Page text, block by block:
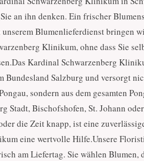
an ihn denken. Ein frischer
Blumenlieferdienst bringen
Klinikum, ohne dass Sie
Kardinal Schwarzenberg
Bundesland Salzburg und versorgt
sondern aus dem gesamten
Stadt, Bischofshofen, St. Johann
die Zeit knapp, ist eine
eine wertvolle Hilfe.Unsere
am Liefertag. Sie wählen Blumen,